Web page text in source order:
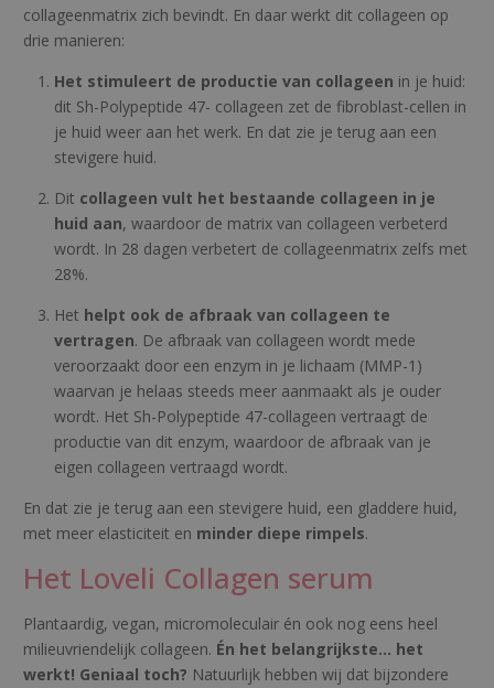
collageenmatrix zich bevindt. En daar werkt dit collageen op
drie manieren:
Het stimuleert de productie van collageen in je huid:
dit Sh-Polypeptide 47- collageen zet de fibroblast-cellen in
je huid weer aan het werk. En dat zie je terug aan een
stevigere huid.
Dit collageen vult het bestaande collageen in je
huid aan, waardoor de matrix van collageen verbeterd
wordt. In 28 dagen verbetert de collageenmatrix zelfs met
28%.
Het helpt ook de afbraak van collageen te
vertragen. De afbraak van collageen wordt mede
veroorzaakt door een enzym in je lichaam (MMP-1)
waarvan je helaas steeds meer aanmaakt als je ouder
wordt. Het Sh-Polypeptide 47-collageen vertraagt de
productie van dit enzym, waardoor de afbraak van je
eigen collageen vertraagd wordt.
En dat zie je terug aan een stevigere huid, een gladdere huid,
met meer elasticiteit en minder diepe rimpels.
Het Loveli Collagen serum
Plantaardig, vegan, micromoleculair én ook nog eens heel
milieuvriendelijk collageen. Én het belangrijkste… het
werkt! Geniaal toch? Natuurlijk hebben wij dat bijzondere